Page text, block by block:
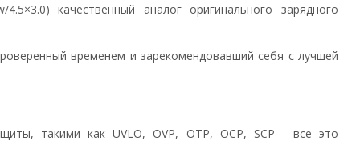
4.5×3.0) качественный аналог оригинального зарядного
временем и зарекомендовавший себя с лучшей
такими как UVLO, OVP, OTP, OCP, SCP - все это